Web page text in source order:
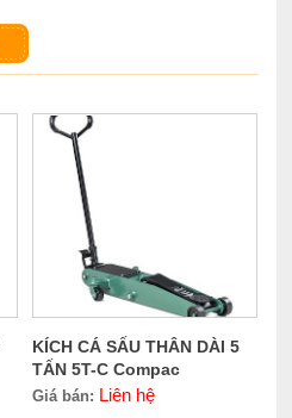
KÍCH CÁ SẤU THÂN DÀI 5
TẤN 5T-C Compac
Giá bán: Liên hệ